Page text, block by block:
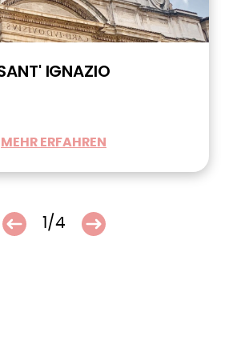
IGNAZIO
MEHR ERFAHREN
1/4